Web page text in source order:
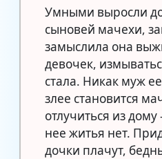
Умными выросли
сыновей мачехи,
замыслила она
девочек,
стала. Никак муж
злее становится
отлучиться из
нее житья нет.
дочки плачут,